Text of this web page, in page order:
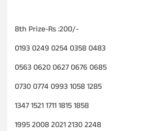
8th Prize-Rs :200/-
0193 0249 0254 0358 0483
0563 0620 0627 0676 0685
0730 0774 0993 1058 1285
1347 1521 1711 1815 1858
1995 2008 2021 2130 2248